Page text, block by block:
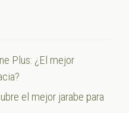
Plus: ¿El mejor
el mejor jarabe para